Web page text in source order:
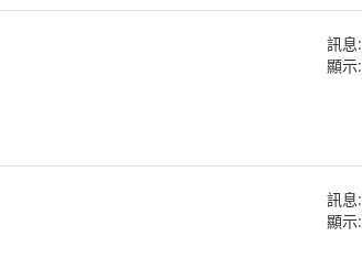
訊息:
顯示:
訊息:
顯示: